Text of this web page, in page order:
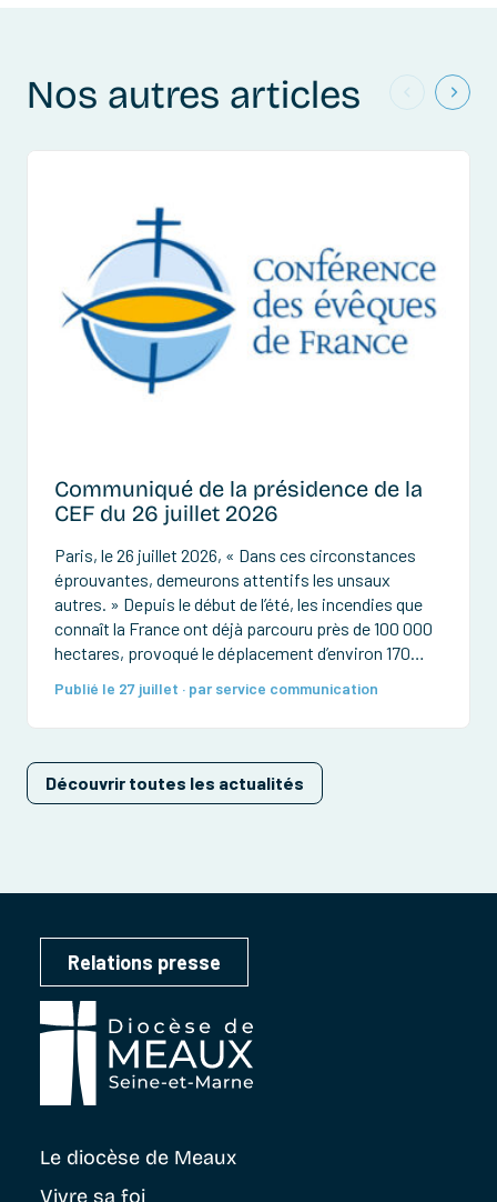
Nos autres articles
Communiqué de la présidence de la
CEF du 26 juillet 2026
Paris, le 26 juillet 2026, « Dans ces circonstances
éprouvantes, demeurons attentifs les unsaux
autres. » Depuis le début de l’été, les incendies que
connaît la France ont déjà parcouru près de 100 000
hectares, provoqué le déplacement d’environ 170
habitations et forêts. Des pompiers ont été
Publié le 27 juillet · par service communication
Découvrir toutes les actualités
Relations presse
Le diocèse de Meaux
Vivre sa foi